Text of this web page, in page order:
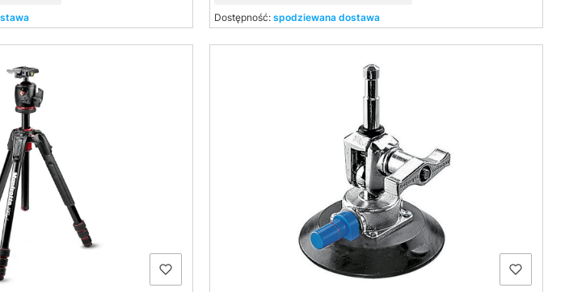
Dostępność: spodziewana dostawa